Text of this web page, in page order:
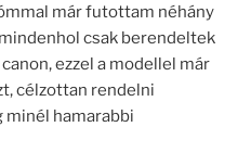
már futottam néhány
csak berendeltek
ezzel a modellel már
célzottan rendelni
hamarabbi